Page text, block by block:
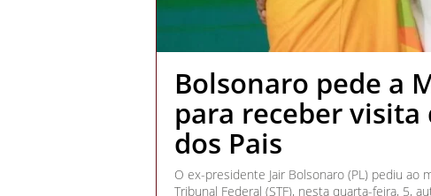
Bolsonaro pede a
para receber
dos Pais
O ex-presidente Jair Bolsonaro (PL) pediu
Tribunal Federal (STF), nesta quarta-feira, 5,